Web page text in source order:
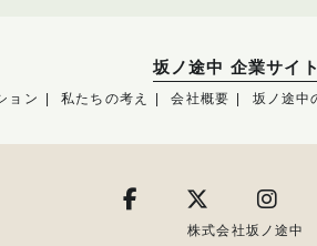
坂ノ途中 企業サイト
ョン 私たちの考え 会社概要 坂ノ途中
株式会社坂ノ途中